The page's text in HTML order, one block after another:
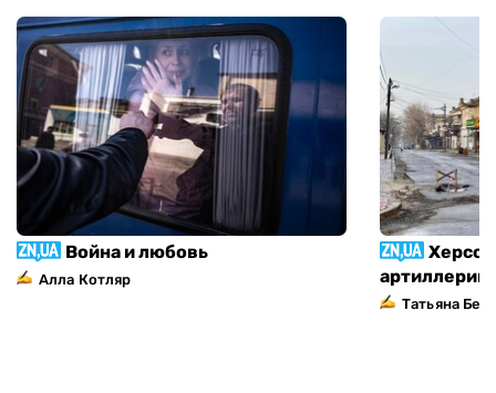
Война и любовь
Алла Котляр
Татьяна